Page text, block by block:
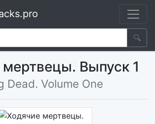
🔍
Выпуск 1
Dead. Volume One